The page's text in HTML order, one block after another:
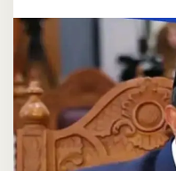
La
Ode
Tariala